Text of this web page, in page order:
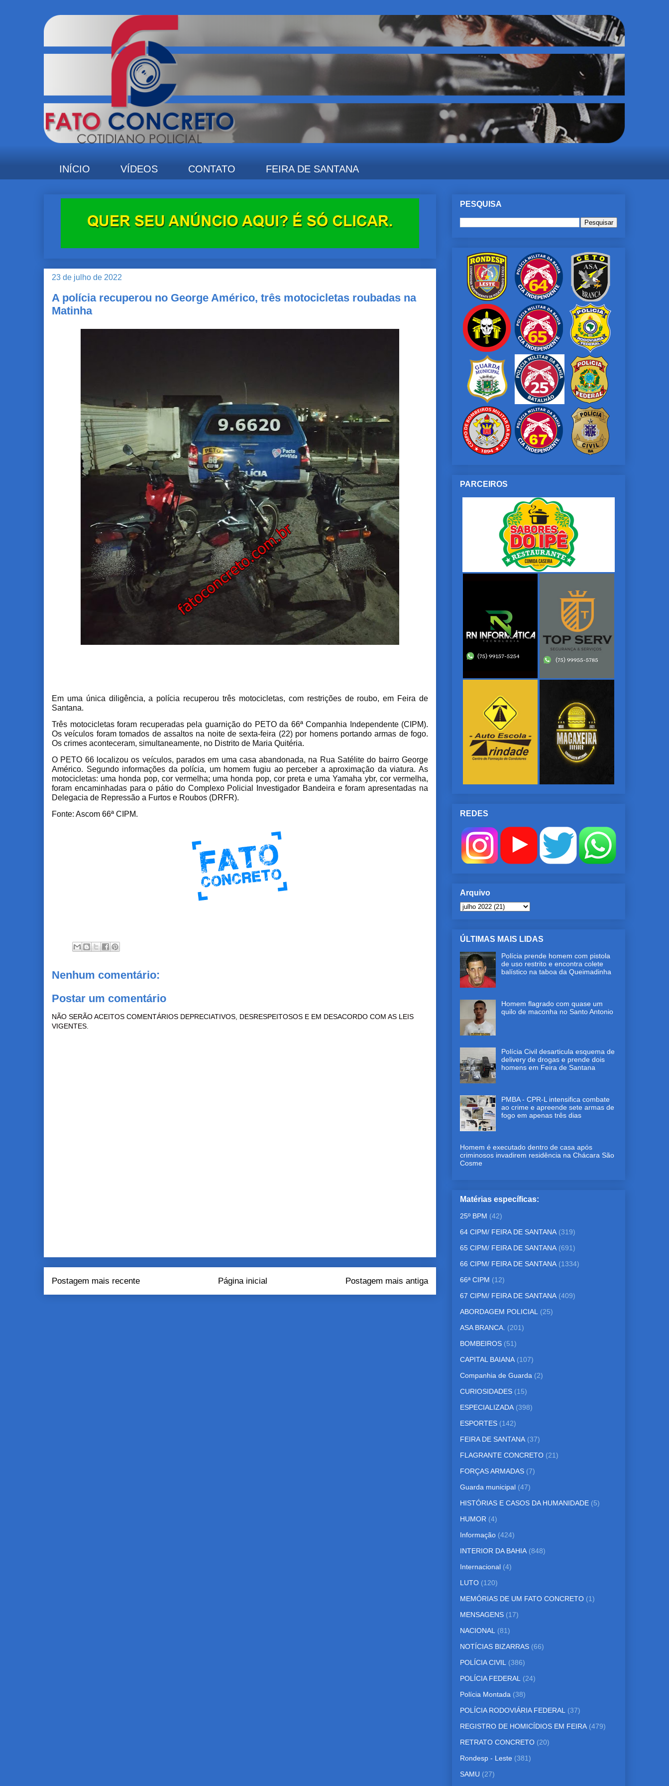
INÍCIO VÍDEOS CONTATO FEIRA DE SANTANA
23 de julho de 2022
A polícia recuperou no George Américo, três motocicletas roubadas na
Matinha
Em uma única diligência, a polícia recuperou três motocicletas, com restrições de roubo, em Feira de
Santana.
Três motocicletas foram recuperadas pela guarnição do PETO da 66ª Companhia Independente (CIPM).
Os veículos foram tomados de assaltos na noite de sexta-feira (22) por homens portando armas de fogo.
Os crimes aconteceram, simultaneamente, no Distrito de Maria Quitéria.
O PETO 66 localizou os veículos, parados em uma casa abandonada, na Rua Satélite do bairro George
Américo. Segundo informações da polícia, um homem fugiu ao perceber a aproximação da viatura. As
motocicletas: uma honda pop, cor vermelha; uma honda pop, cor preta e uma Yamaha ybr, cor vermelha,
foram encaminhadas para o pátio do Complexo Policial Investigador Bandeira e foram apresentadas na
Delegacia de Repressão a Furtos e Roubos (DRFR).
Fonte: Ascom 66ª CIPM.
Nenhum comentário:
Postar um comentário
NÃO SERÃO ACEITOS COMENTÁRIOS DEPRECIATIVOS, DESRESPEITOSOS E EM DESACORDO COM AS LEIS
VIGENTES.
Postagem mais recente Postagem mais antiga
Página inicial
PESQUISA
PARCEIROS
REDES
Arquivo
ÚLTIMAS MAIS LIDAS
Polícia prende homem com pistola
de uso restrito e encontra colete
balístico na taboa da Queimadinha
Homem flagrado com quase um
quilo de maconha no Santo Antonio
Polícia Civil desarticula esquema de
delivery de drogas e prende dois
homens em Feira de Santana
PMBA - CPR-L intensifica combate
ao crime e apreende sete armas de
fogo em apenas três dias
Homem é executado dentro de casa após
criminosos invadirem residência na Chácara São
Cosme
Matérias específicas:
25º BPM (42)
64 CIPM/ FEIRA DE SANTANA (319)
65 CIPM/ FEIRA DE SANTANA (691)
66 CIPM/ FEIRA DE SANTANA (1334)
66ª CIPM (12)
67 CIPM/ FEIRA DE SANTANA (409)
ABORDAGEM POLICIAL (25)
ASA BRANCA. (201)
BOMBEIROS (51)
CAPITAL BAIANA (107)
Companhia de Guarda (2)
CURIOSIDADES (15)
ESPECIALIZADA (398)
ESPORTES (142)
FEIRA DE SANTANA (37)
FLAGRANTE CONCRETO (21)
FORÇAS ARMADAS (7)
Guarda municipal (47)
HISTÓRIAS E CASOS DA HUMANIDADE (5)
HUMOR (4)
Informação (424)
INTERIOR DA BAHIA (848)
Internacional (4)
LUTO (120)
MEMÓRIAS DE UM FATO CONCRETO (1)
MENSAGENS (17)
NACIONAL (81)
NOTÍCIAS BIZARRAS (66)
POLÍCIA CIVIL (386)
POLÍCIA FEDERAL (24)
Polícia Montada (38)
POLÍCIA RODOVIÁRIA FEDERAL (37)
REGISTRO DE HOMICÍDIOS EM FEIRA (479)
RETRATO CONCRETO (20)
Rondesp - Leste (381)
SAMU (27)